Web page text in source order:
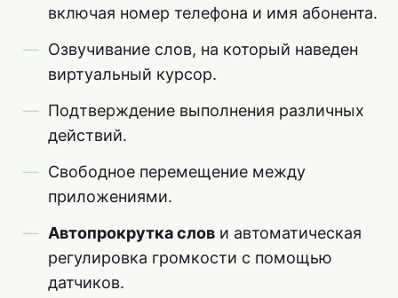
включая номер телефона и имя абонента.
Озвучивание слов, на который наведен
виртуальный курсор.
Подтверждение выполнения различных
действий.
Свободное перемещение между
приложениями.
Автопрокрутка слов и автоматическая
регулировка громкости с помощью
датчиков.